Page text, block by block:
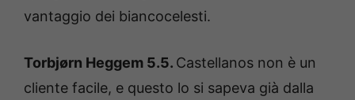
vantaggio dei biancocelesti.
Torbjørn Heggem 5.5. Castellanos non è un
cliente facile, e questo lo si sapeva già dalla